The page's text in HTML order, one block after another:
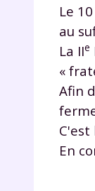
Le
au
La IIe
«
Afin
En